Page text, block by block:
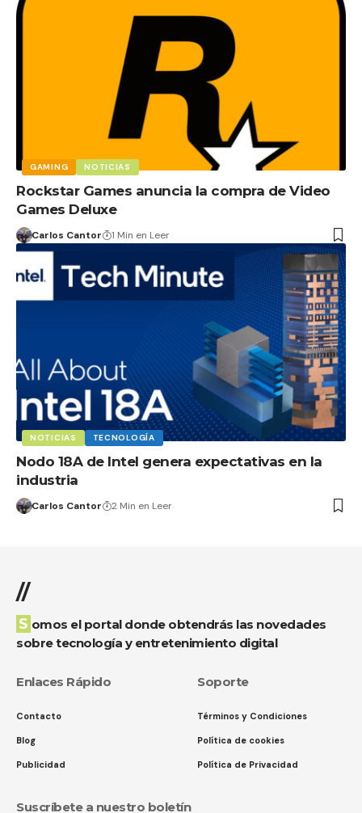
GAMING NOTICIAS
Rockstar Games anuncia la compra de Video
Games Deluxe
Carlos Cantor 1 Min en Leer
NOTICIAS TECNOLOGÍA
Nodo 18A de Intel genera expectativas en la
industria
Carlos Cantor 2 Min en Leer
//
Somos el portal donde obtendrás las novedades
sobre tecnología y entretenimiento digital
Enlaces Rápido
Contacto
Blog
Publicidad
Soporte
Términos y Condiciones
Política de cookies
Política de Privacidad
Suscríbete a nuestro boletín